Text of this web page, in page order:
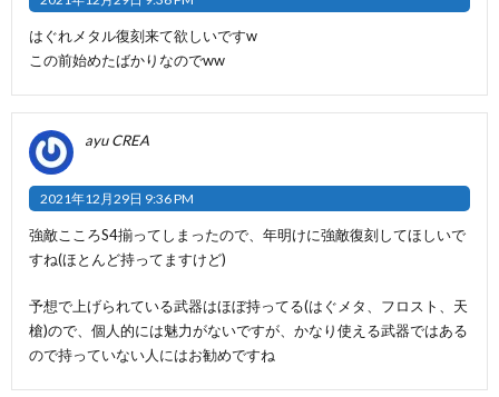
はぐれメタル復刻来て欲しいですw
この前始めたばかりなのでww
ayu CREA
2021年12月29日 9:36 PM
強敵こころS4揃ってしまったので、年明けに強敵復刻してほしいで
すね(ほとんど持ってますけど)
予想で上げられている武器はほぼ持ってる(はぐメタ、フロスト、天
槍)ので、個人的には魅力がないですが、かなり使える武器ではある
ので持っていない人にはお勧めですね